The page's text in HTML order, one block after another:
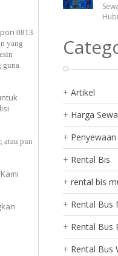
0813
yang
guna
atau pun
Artikel
Harga
Penyewaan
Rental Bis
rental bis
Rental Bus
Rental Bus
Rental Bus